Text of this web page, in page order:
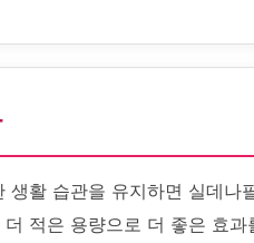
생활 습관을 유지하면 실데
적은 용량으로 더 좋은 효과